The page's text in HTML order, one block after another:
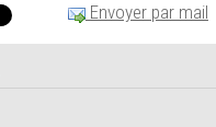
Envoyer par mail